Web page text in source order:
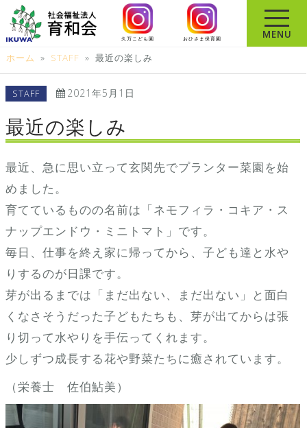
ン
テ
ン
ス
キ
プ
久万こども園 おひさま保育園
MENU
ホーム » STAFF » 最近の楽しみ
STAFF 2021年5月1日
最近の楽しみ
最近、急に思い立って玄関先でプランター菜園を始
めました。
育てているものの名前は「ネモフィラ・コキア・ス
ナップエンドウ・ミニトマト」です。
毎日、仕事を終え家に帰ってから、子ども達と水や
りするのが日課です。
芽が出るまでは「まだ出ない、まだ出ない」と面白
くなさそうだった子どもたちも、芽が出てからは張
り切って水やりを手伝ってくれます。
少しずつ成長する花や野菜たちに癒されています。
（栄養士 佐伯鮎美）